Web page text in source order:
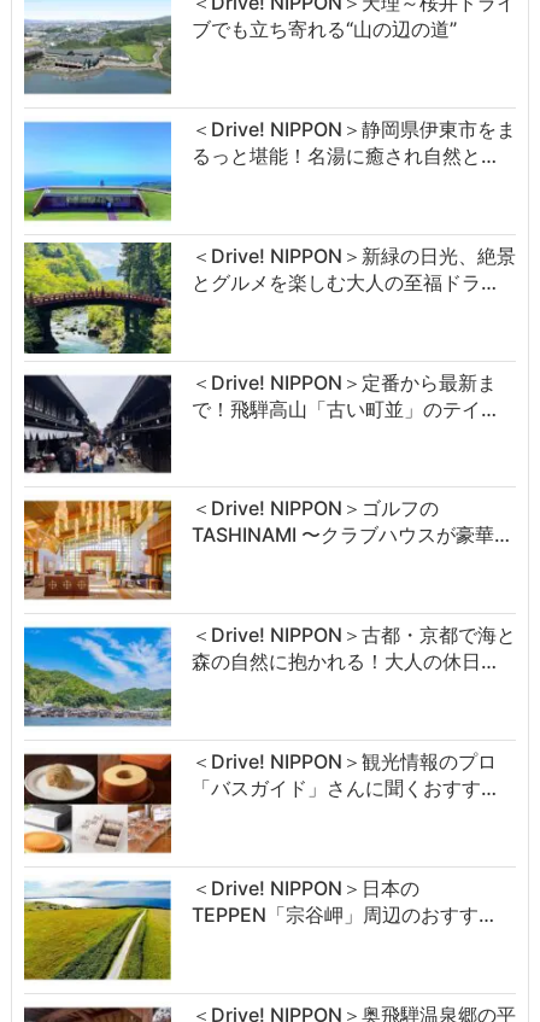
ブでも立ち寄れる“山の辺の道”
＜Drive! NIPPON＞静岡県伊東市をま
るっと堪能！名湯に癒され自然と…
＜Drive! NIPPON＞新緑の日光、絶景
とグルメを楽しむ大人の至福ドラ…
＜Drive! NIPPON＞定番から最新ま
で！飛騨高山「古い町並」のテイ…
＜Drive! NIPPON＞ゴルフの
TASHINAMI 〜クラブハウスが豪華…
＜Drive! NIPPON＞古都・京都で海と
森の自然に抱かれる！大人の休日…
＜Drive! NIPPON＞観光情報のプロ
「バスガイド」さんに聞くおすす…
＜Drive! NIPPON＞日本の
TEPPEN「宗谷岬」周辺のおすす…
＜Drive! NIPPON＞奥飛騨温泉郷の平